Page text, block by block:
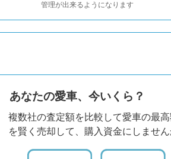
管理が出来るようになります
あなたの愛車、今いくら？
複数社の査定額を比較して愛車の最
を賢く売却して、購入資金にしません